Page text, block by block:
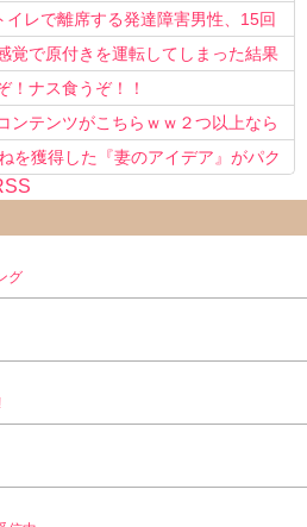
イレで離席する発達障害男性、15回
覚で原付きを運転してしまった結果
！ナス食うぞ！！
ンテンツがこちらｗｗ２つ以上なら
を獲得した『妻のアイデア』がパク
グ